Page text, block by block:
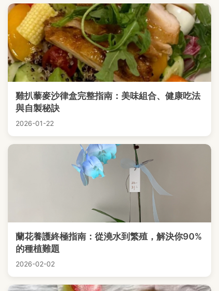
雞扒藜麥沙律盒完整指南：美味組合、健康吃法
與自製秘訣
2026-01-22
蘭花養護終極指南：從澆水到繁殖，解決你90%
的種植難題
2026-02-02